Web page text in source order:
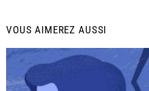
VOUS AIMEREZ AUSSI